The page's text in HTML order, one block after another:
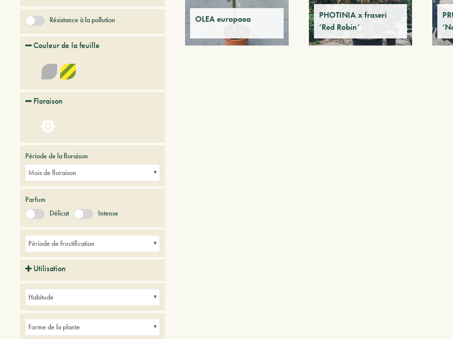
OLEA europaea
PHOTINIA x fraseri
‘Red Robin’
Résistance à la pollution
Couleur de la feuille
Floraison
Période de la floraison
Mois de floraison
Parfum
Délicat
Intense
Période de fructification
Utilisation
Petits jardins
Habitude
Forme de la plante